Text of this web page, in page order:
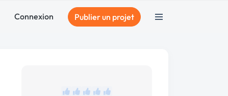
Connexion Publier un projet